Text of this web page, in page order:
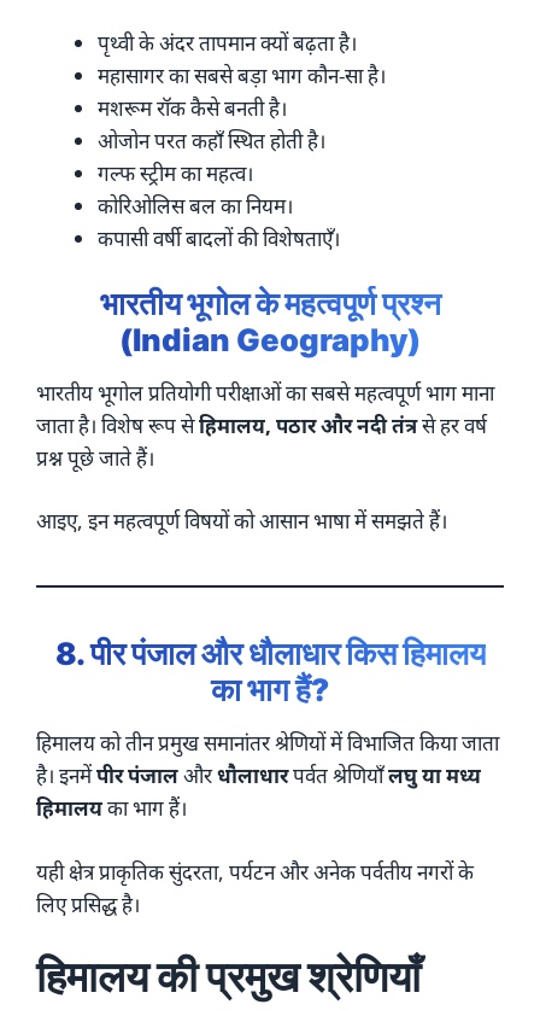
पृथ्वी के अंदर तापमान क्यों बढ़ता है।
महासागर का सबसे बड़ा भाग कौन-सा है।
मशरूम रॉक कैसे बनती है।
ओजोन परत कहाँ स्थित होती है।
गल्फ स्ट्रीम का महत्व।
कोरिओलिस बल का नियम।
कपासी वर्षी बादलों की विशेषताएँ।
भारतीय भूगोल के महत्वपूर्ण प्रश्न
(Indian Geography)
भारतीय भूगोल प्रतियोगी परीक्षाओं का सबसे महत्वपूर्ण भाग माना
जाता है। विशेष रूप सेहिमालय, पठार और नदी तंत्रसे हर वर्ष
प्रश्न पूछे जाते हैं।
आइए, इन महत्वपूर्ण विषयों को आसान भाषा में समझते हैं।
8. पीर पंजाल और धौलाधार किस हिमालय
का भाग हैं?
हिमालय को तीन प्रमुख समानांतर श्रेणियों में विभाजित किया जाता
है। इनमेंपीर पंजालऔरधौलाधारपर्वत श्रेणियाँलघु या मध्य
हिमालयका भाग हैं।
यही क्षेत्र प्राकृतिक सुंदरता, पर्यटन और अनेक पर्वतीय नगरों के
लिए प्रसिद्ध है।
हिमालय की प्रमुख श्रेणियाँ